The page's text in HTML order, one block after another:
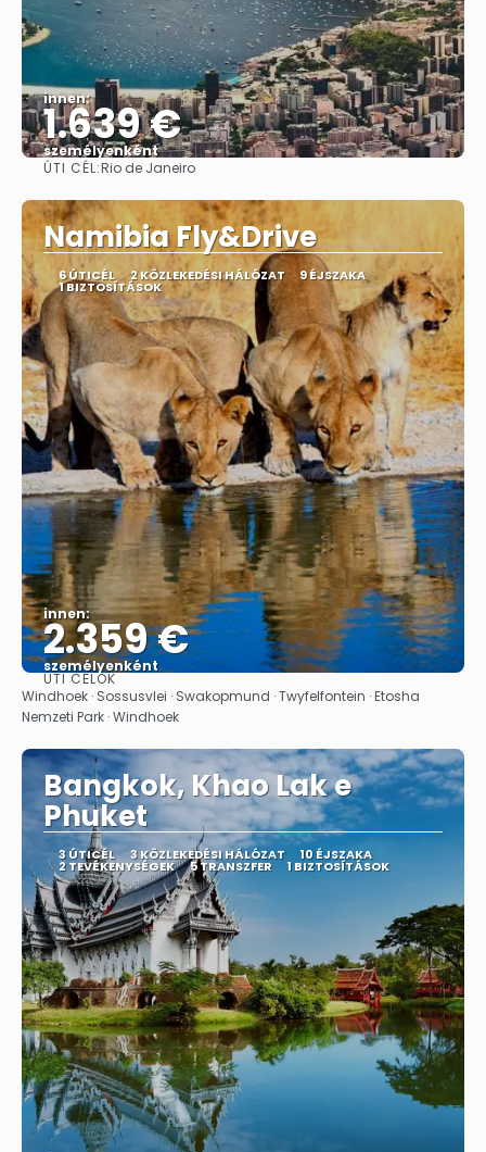
innen:
1.639 €
személyenként
ÚTI CÉL:Rio de Janeiro
Namibia Fly&Drive
6 ÚTICÉL 2 KÖZLEKEDÉSI HÁLÓZAT 9 ÉJSZAKA
1 BIZTOSÍTÁSOK
innen:
2.359 €
személyenként
Megnézem
ÚTI CÉLOK
Windhoek · Sossusvlei · Swakopmund · Twyfelfontein · Etosha
Nemzeti Park · Windhoek
Bangkok, Khao Lak e
Phuket
3 ÚTICÉL 3 KÖZLEKEDÉSI HÁLÓZAT 10 ÉJSZAKA
2 TEVÉKENYSÉGEK 5 TRANSZFER 1 BIZTOSÍTÁSOK